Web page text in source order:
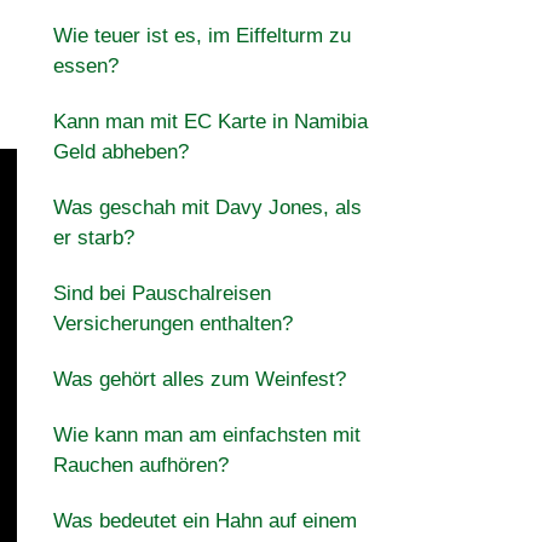
Wie teuer ist es, im Eiffelturm zu
essen?
Kann man mit EC Karte in Namibia
Geld abheben?
Was geschah mit Davy Jones, als
er starb?
Sind bei Pauschalreisen
Versicherungen enthalten?
Was gehört alles zum Weinfest?
Wie kann man am einfachsten mit
Rauchen aufhören?
Was bedeutet ein Hahn auf einem